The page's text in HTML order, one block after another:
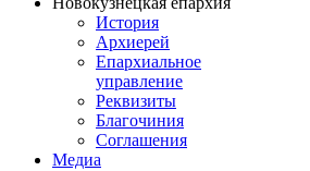
История
Архиерей
Епархиальное
управление
Реквизиты
Благочиния
Соглашения
Медиа